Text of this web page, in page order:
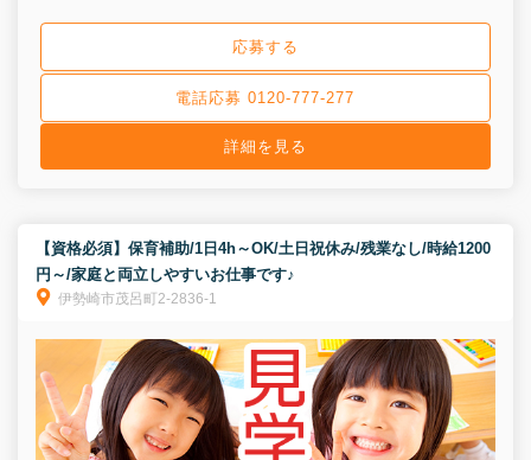
応募する
電話応募 0120-777-277
詳細を見る
【資格必須】保育補助/1日4h～OK/土日祝休み/残業なし/時給1200
円～/家庭と両立しやすいお仕事です♪
伊勢崎市茂呂町2-2836-1